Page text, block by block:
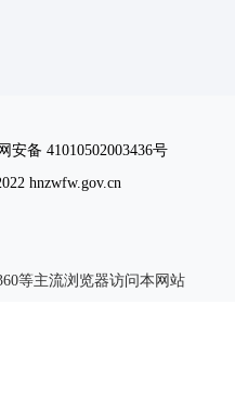
安备 41010502003436号
hnzwfw.gov.cn
等主流浏览器访问本网站